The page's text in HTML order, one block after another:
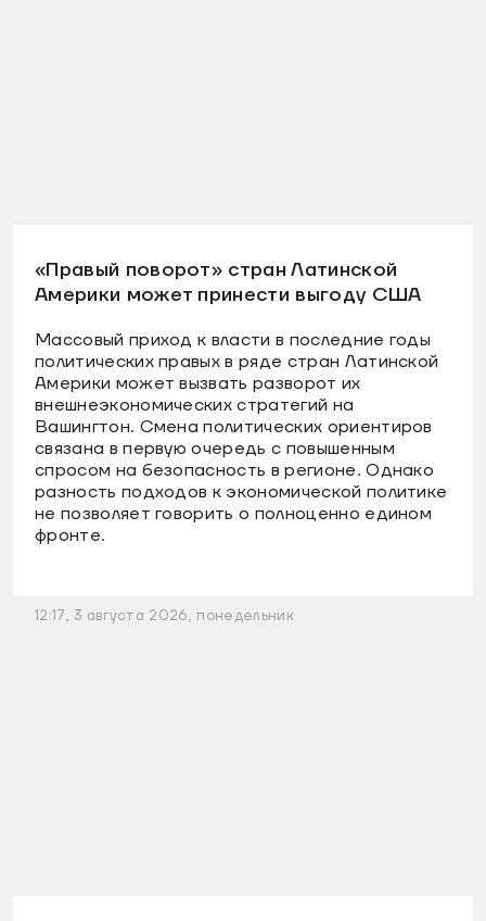
«Правый поворот» стран Латинской
Америки может принести выгоду США
Массовый приход к власти в последние годы
политических правых в ряде стран Латинской
Америки может вызвать разворот их
внешнеэкономических стратегий на
Вашингтон. Смена политических ориентиров
связана в первую очередь с повышенным
спросом на безопасность в регионе. Однако
разность подходов к экономической политике
не позволяет говорить о полноценно едином
фронте.
12:17, 3 августа 2026, понедельник